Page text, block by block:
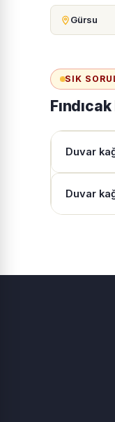
Gürsu
SIK
Duvar
Duvar